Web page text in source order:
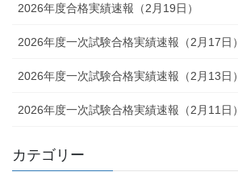
2026年度合格実績速報（2月19日）
2026年度一次試験合格実績速報（2月17日）
2026年度一次試験合格実績速報（2月13日）
2026年度一次試験合格実績速報（2月11日）
カテゴリー